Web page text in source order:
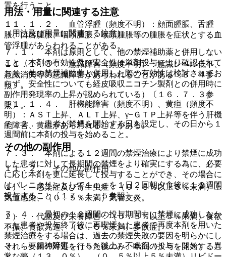
置を行うこと。
１１．１．２． 血管浮腫（頻度不明）：顔面腫脹、舌腫
脹、口唇腫脹、咽頭腫脹、喉頭腫脹等の腫脹を症状とする血
管浮腫があらわれることがある。
１１．１．３． 意識障害（頻度不明）：意識レベル低下、
意識消失等の意識障害があらわれることがある〔８．４参
照〕。
１１．１．４． 肝機能障害（頻度不明）、黄疸（頻度不
明）：ＡＳＴ上昇、ＡＬＴ上昇、γ−ＧＴＰ上昇等を伴う肝機
能障害、黄疸があらわれることがある。
その他の副作用
１１．２． その他の副作用
１）． 感染症及び寄生虫症：（０．５％以上５％未満）上
気道感染、（０．５％未満）気管支炎。
２）． 代謝及び栄養障害：（０．５％以上５％未満）食欲
不振、食欲亢進、（０．５％未満）多飲症。
３）． 精神障害：（５％以上）不眠症（１６．３％）、異
用法・用量に関連する注意
（用法及び用量に関連する注意）
７．１． 本剤は原則として、他の禁煙補助薬と併用しない
こと（本剤の有効性及び安全性は単剤投与により確認されて
おり、他の禁煙補助薬と併用した際の有効性は検討されてお
らず、安全性についても経皮吸収ニコチン製剤との併用時に
副作用発現率の上昇が認められている）〔１６．７．３参
照〕。
７．２． 患者が禁煙を開始する日を設定し、その日から１
週間前に本剤の投与を始めること。
７．３． 本剤による１２週間の禁煙治療により禁煙に成功
した患者に対して長期間の禁煙をより確実にする為に、必要
に応じ本剤を更に延長して投与することができ、その場合に
はバレニクリンとして１ｍｇを１日２回朝夕食後に１２週間
投与すること〔１７．１．５参照〕。
７．４． 最初の１２週間の投与期間中に禁煙に成功しなか
った患者や投与終了後に再喫煙した患者で再度本剤を用いた
禁煙治療をする場合は、過去の禁煙失敗の要因を明らかにし
それら要因の対処を行った後のみ、本剤の投与を開始するこ